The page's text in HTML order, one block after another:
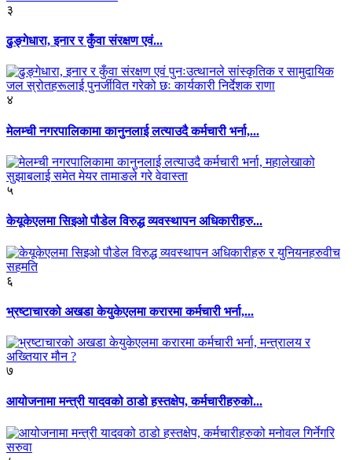
३
ढुङ्गेधारा, इनार र कुँवा संरक्षण एवं...
४
मेलम्ची नगरपालिकामा कानुनलाई लत्याउदै कर्मचारी भर्ना,...
५
केयूकेएलमा सिइओ पौडेल विरुद्ध व्यवस्थापन अधिकारीहरु...
६
भ्रष्टाचारको अखडा केयुकेएलमा करारमा कर्मचारी भर्ना,...
७
आयोजनामा मन्त्री यादवको ठाडो हस्तक्षेप, कर्मचारीहरुको...